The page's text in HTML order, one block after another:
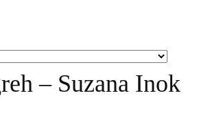
рсд.
– Suzana Inok